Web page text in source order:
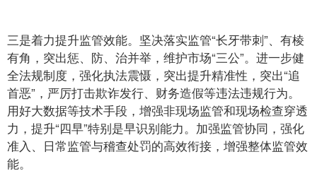
三是着力提升监管效能。坚决落实监管“长牙带刺”、有棱
有角，突出惩、防、治并举，维护市场“三公”。进一步健
全法规制度，强化执法震慑，突出提升精准性，突出“追
首恶”，严厉打击欺诈发行、财务造假等违法违规行为。
用好大数据等技术手段，增强非现场监管和现场检查穿透
力，提升“四早”特别是早识别能力。加强监管协同，强化
准入、日常监管与稽查处罚的高效衔接，增强整体监管效
能。